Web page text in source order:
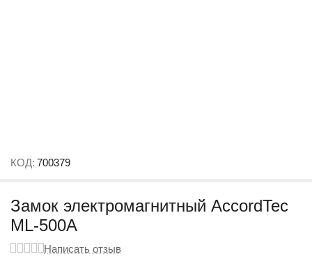
КОД: 700379
Замок электромагнитный AccordTec
ML-500A
Написать отзыв